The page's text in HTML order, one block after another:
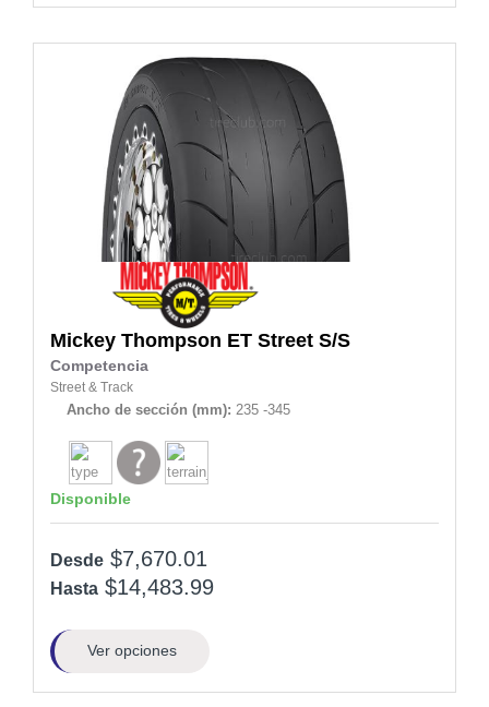
Mickey Thompson ET Street S/S
Competencia
Street & Track
Ancho de sección (mm): 235 -345
Disponible
Desde $7,670.01
Hasta $14,483.99
Ver opciones